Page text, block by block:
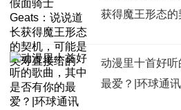
获得魔王形态
动漫里十首好
最爱？|环球通讯